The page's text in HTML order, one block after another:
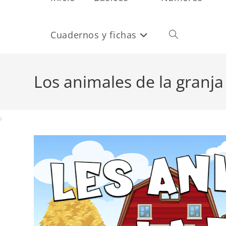
Cuadernos y fichas Alternar
web
Los animales de la